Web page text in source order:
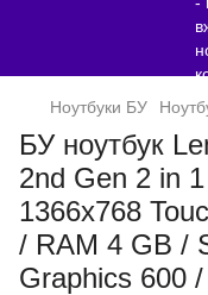
Ноутбуки БУ
БУ ноутбук
2nd Gen 2 in
1366x768
/ RAM 4 GB /
Graphics 600